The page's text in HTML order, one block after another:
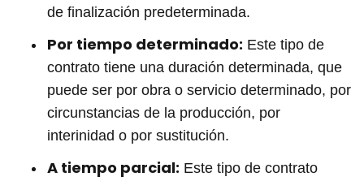
de finalización predeterminada.
Por tiempo determinado: Este tipo de
contrato tiene una duración determinada, que
puede ser por obra o servicio determinado, por
circunstancias de la producción, por
interinidad o por sustitución.
A tiempo parcial: Este tipo de contrato